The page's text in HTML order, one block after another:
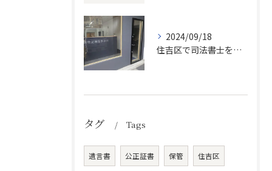
2024/09/18
住吉区で司法書士をお探しの方
タグ Tags
遺言書 公正証書 保管 住吉区